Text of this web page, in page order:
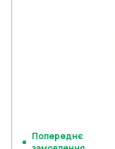
Попереднє